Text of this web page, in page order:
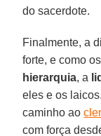
do sacerdote.
Finalmente, a
forte, e como
hierarquia, a
eles e os
caminho ao
com força